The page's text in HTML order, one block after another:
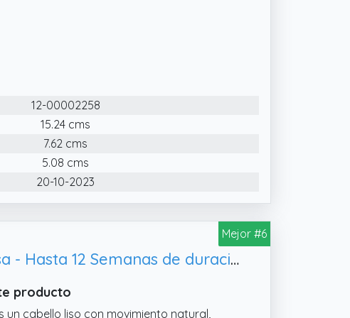
12-00002258
15.24 cms
7.62 cms
5.08 cms
20-10-2023
Mejor #6
Kativa Kit Alisado Brasileño - Tratamiento Alisado Profesional en casa - Hasta 12 Semanas de duración - Alisado Keratina - Keratina Vegetal - Sin formol - Fácil de aplicar.
producto
cabello liso con movimiento natural,